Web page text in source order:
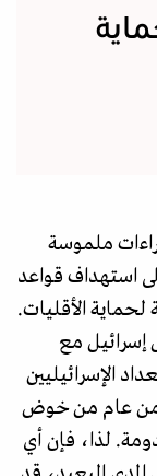
ملموسة
استهداف قواعد
الأقليات.
مع
الإسرائيليين
من عام من خوض
لذا، فإن أي